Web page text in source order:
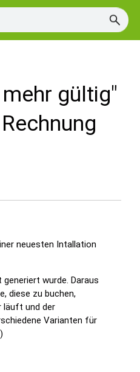
gültig"
neuesten Intallation
wurde. Daraus
diese zu buchen,
läuft und der
Varianten für